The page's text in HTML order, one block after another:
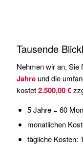
Tausende
Nehmen wir an, Sie
Jahreund die
kostet2.500,00 €
5 Jahre = 60
monatlichen
tägliche Kosten: